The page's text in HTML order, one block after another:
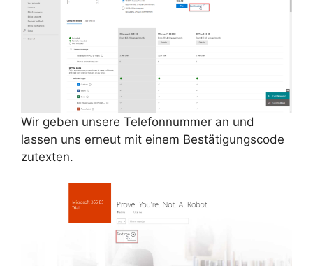
Wir geben unsere Telefonnummer an und
lassen uns erneut mit einem Bestätigungscode
zutexten.